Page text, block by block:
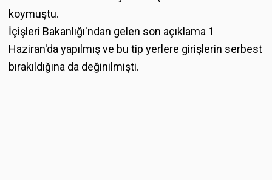
koymuştu.
İçişleri Bakanlığı'ndan gelen son açıklama 1
Haziran'da yapılmış ve bu tip yerlere girişlerin serbest
bırakıldığına da değinilmişti.